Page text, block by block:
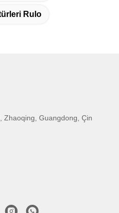
Rulo
Zhaoqing, Guangdong, Çin